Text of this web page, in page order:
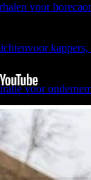
voor
kappers,
voor